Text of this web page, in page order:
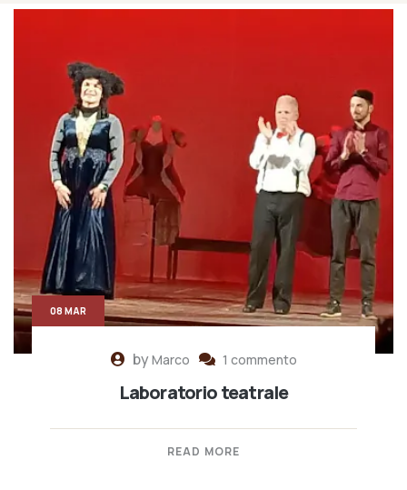
byMarco 1 commento
Laboratorio teatrale
READ MORE
08 MAR